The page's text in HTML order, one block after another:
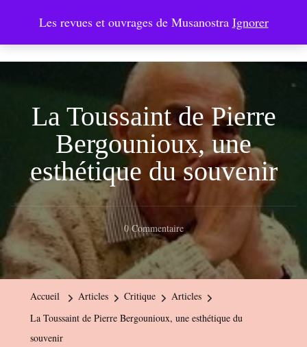
Les revues et ouvrages de Musanostra Ignorer
Musanostra
La Toussaint de Pierre
Bergounioux, une
esthétique du souvenir
0 CommentaireSur
La
Toussaint
Bergounioux,
Accueil Articles Critique
Articles
La Toussaint de Pierre Bergounioux, une esthétique du
souvenir